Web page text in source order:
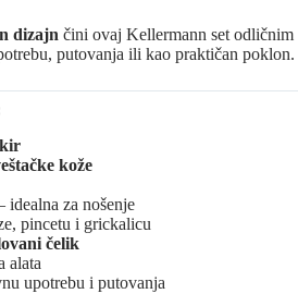
dizajn čini ovaj Kellermann set odličnim
putovanja ili kao praktičan poklon.
kože
za nošenje
pincetu i grickalicu
čelik
alata
upotrebu i putovanja